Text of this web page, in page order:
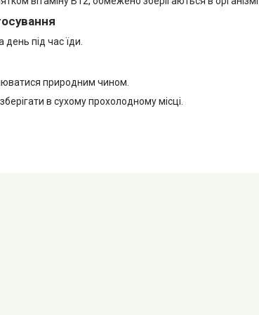
день під час їди.
природним чином.
в сухому прохолодному місці.